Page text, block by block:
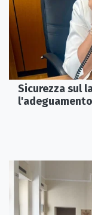
Sicurezza sul